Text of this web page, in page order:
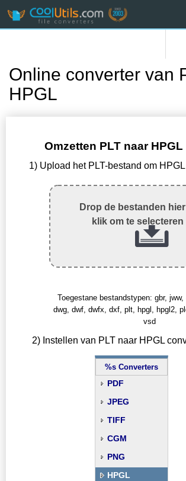
Online converter van
HPGL
Omzetten PLT naar
1) Upload het PLT-bestand om
Drop de bestanden
klik om te selecteren
Toegestane bestandstypen: gbr,
dwg, dwf, dwfx, dxf, plt, hpgl, hpgl2,
vsd
2) Instellen van PLT naar HPGL
%s Converters
PDF
JPEG
TIFF
CGM
PNG
HPGL